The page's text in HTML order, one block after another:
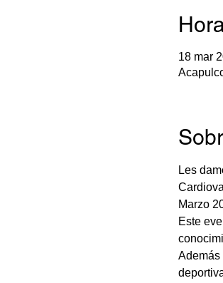
18 mar
Les
Marzo
Este
Además